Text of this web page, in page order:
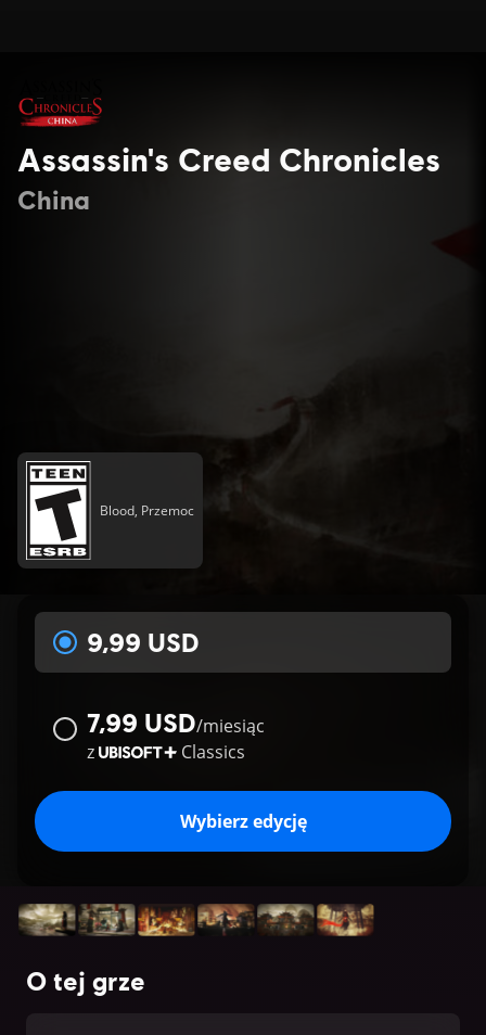
Assassin's Creed Chronicles
China
Blood, Przemoc
9,99 USD
7,99 USD/miesiąc
z
Classics
Wybierz edycję
O tej grze